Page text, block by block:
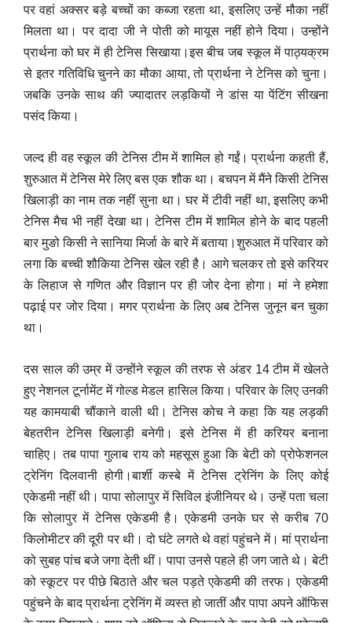
पर वहां अक्सर बड़े बच्चों का कब्जा रहता था, इसलिए उन्हें मौका नहीं
मिलता था। पर दादा जी ने पोती को मायूस नहीं होने दिया। उन्होंने
प्रार्थना को घर में ही टेनिस सिखाया।इस बीच जब स्कूल में पाठ्यक्रम
से इतर गतिविधि चुनने का मौका आया, तो प्रार्थना ने टेनिस को चुना।
जबकि उनके साथ की ज्यादातर लड़कियों ने डांस या पेंटिंग सीखना
पसंद किया।
जल्द ही वह स्कूल की टेनिस टीम में शामिल हो गईं। प्रार्थना कहती हैं,
शुरुआत में टेनिस मेरे लिए बस एक शौक था। बचपन में मैंने किसी टेनिस
खिलाड़ी का नाम तक नहीं सुना था। घर में टीवी नहीं था, इसलिए कभी
टेनिस मैच भी नहीं देखा था। टेनिस टीम में शामिल होने के बाद पहली
बार मुङो किसी ने सानिया मिर्जा के बारे में बताया।शुरुआत में परिवार को
लगा कि बच्ची शौकिया टेनिस खेल रही है। आगे चलकर तो इसे करियर
के लिहाज से गणित और विज्ञान पर ही जोर देना होगा। मां ने हमेशा
पढ़ाई पर जोर दिया। मगर प्रार्थना के लिए अब टेनिस जुनून बन चुका
था।
दस साल की उम्र में उन्होंने स्कूल की तरफ से अंडर 14 टीम में खेलते
हुए नेशनल टूर्नामेंट में गोल्ड मेडल हासिल किया। परिवार के लिए उनकी
यह कामयाबी चौंकाने वाली थी। टेनिस कोच ने कहा कि यह लड़की
बेहतरीन टेनिस खिलाड़ी बनेगी। इसे टेनिस में ही करियर बनाना
चाहिए। तब पापा गुलाब राय को महसूस हुआ कि बेटी को प्रोफेशनल
ट्रेनिंग दिलवानी होगी।बार्शी कस्बे में टेनिस ट्रेनिंग के लिए कोई
एकेडमी नहीं थी। पापा सोलापुर में सिविल इंजीनियर थे। उन्हें पता चला
कि सोलापुर में टेनिस एकेडमी है। एकेडमी उनके घर से करीब 70
किलोमीटर की दूरी पर थी। दो घंटे लगते थे वहां पहुंचने में। मां प्रार्थना
को सुबह पांच बजे जगा देती थीं। पापा उनसे पहले ही जग जाते थे। बेटी
को स्कूटर पर पीछे बिठाते और चल पड़ते एकेडमी की तरफ। एकेडमी
पहुंचने के बाद प्रार्थना ट्रेनिंग में व्यस्त हो जातीं और पापा अपने ऑफिस